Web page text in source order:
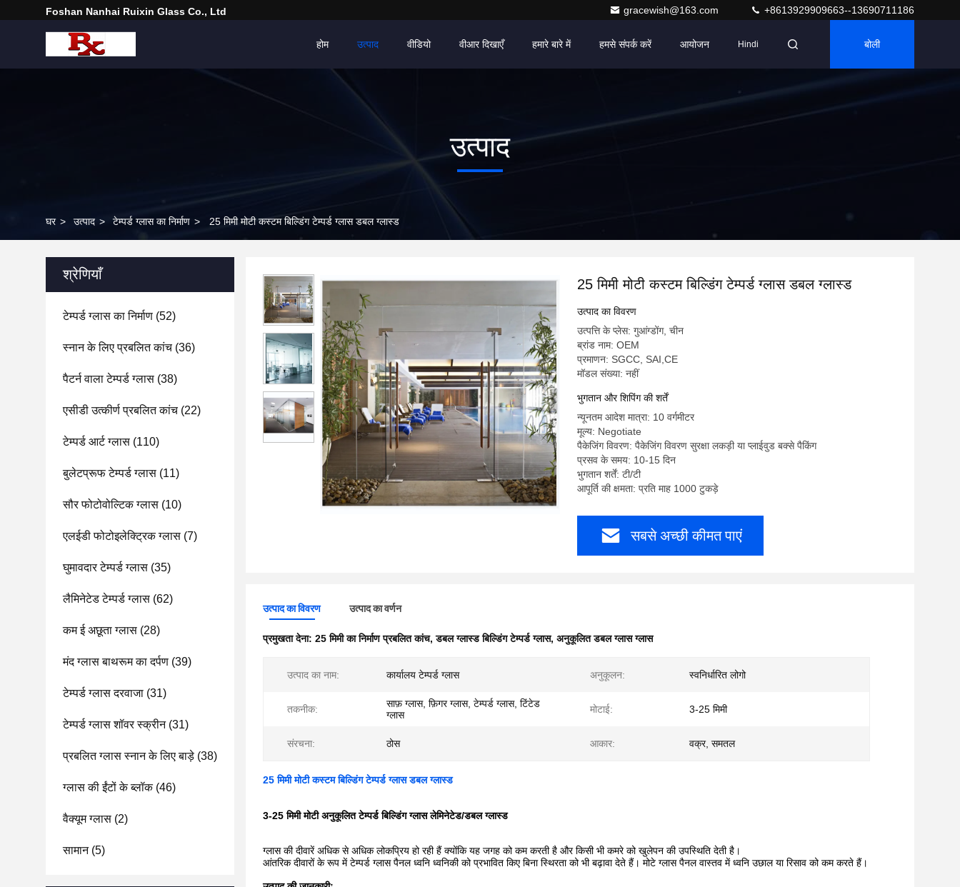
Foshan Nanhai Ruixin Glass Co., Ltd gracewish@163.com +8613929909663--13690711186
होम उत्पाद वीडियो वीआर दिखाएँ हमारे बारे में हमसे संपर्क करें आयोजन Hindi बोली
उत्पाद
घर > उत्पाद > टेम्पर्ड ग्लास का निर्माण > 25 मिमी मोटी कस्टम बिल्डिंग टेम्पर्ड ग्लास डबल ग्लास्ड
श्रेणियाँ
टेम्पर्ड ग्लास का निर्माण (52)
स्नान के लिए प्रबलित कांच (36)
पैटर्न वाला टेम्पर्ड ग्लास (38)
एसीडी उत्कीर्ण प्रबलित कांच (22)
टेम्पर्ड आर्ट ग्लास (110)
बुलेटप्रूफ टेम्पर्ड ग्लास (11)
सौर फोटोवोल्टिक ग्लास (10)
एलईडी फोटोइलेक्ट्रिक ग्लास (7)
घुमावदार टेम्पर्ड ग्लास (35)
लैमिनेटेड टेम्पर्ड ग्लास (62)
कम ई अछूता ग्लास (28)
मंद ग्लास बाथरूम का दर्पण (39)
टेम्पर्ड ग्लास दरवाजा (31)
टेम्पर्ड ग्लास शॉवर स्क्रीन(31)
प्रबलित ग्लास स्नान के लिए बाड़े (38)
ग्लास की ईंटों के ब्लॉक(46)
वैक्यूम ग्लास (2)
सामान(5)
25 मिमी मोटी कस्टम बिल्डिंग टेम्पर्ड ग्लास डबल ग्लास्ड
उत्पाद का विवरण
उत्पत्ति के प्लेस: गुआंग्डोंग, चीन
ब्रांड नाम: OEM
प्रमाणन: SGCC, SAI,CE
मॉडल संख्या: नहीं
भुगतान और शिपिंग की शर्तें
न्यूनतम आदेश मात्रा: 10 वर्गमीटर
मूल्य: Negotiate
पैकेजिंग विवरण: पैकेजिंग विवरण सुरक्षा लकड़ी या प्लाईवुड बक्से पैकिंग
प्रसव के समय: 10-15 दिन
भुगतान शर्तें: टी/टी
आपूर्ति की क्षमता: प्रति माह 1000 टुकड़े
सबसे अच्छी कीमत पाएं
उत्पाद का विवरण उत्पाद का वर्णन
प्रमुखता देना: 25 मिमी का निर्माण प्रबलित कांच,डबल ग्लास्ड बिल्डिंग टेम्पर्ड ग्लास, अनुकूलित डबल ग्लास ग्लास
उत्पाद का नाम: कार्यालय टेम्पर्ड ग्लास अनुकूलन: स्वनिर्धारित लोगो
तकनीक:
साफ़ ग्लास, फ़िगर ग्लास, टेम्पर्ड ग्लास, टिंटेड
ग्लास
मोटाई: 3-25 मिमी
संरचना: ठोस आकार: वक्र, समतल
25 मिमी मोटी कस्टम बिल्डिंग टेम्पर्ड ग्लास डबल ग्लास्ड
3-25 मिमी मोटी अनुकूलित टेम्पर्ड बिल्डिंग ग्लास लेमिनेटेड/डबल ग्लास्ड
ग्लास की दीवारें अधिक से अधिक लोकप्रिय हो रही हैं क्योंकि यह जगह को कम करती है और किसी भी कमरे को खुलेपन की उपस्थिति देती है।
आंतरिक दीवारों के रूप में टेम्पर्ड ग्लास पैनल ध्वनि ध्वनिकी को प्रभावित किए बिना स्थिरता को भी बढ़ावा देते हैं। मोटे ग्लास पैनल वास्तव में ध्वनि उछाल या रिसाव को कम करते हैं।